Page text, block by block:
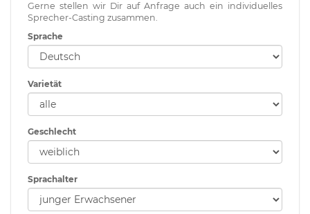
Gerne stellen wir Dir auf Anfrage auch ein individuelles
Sprecher-Casting zusammen.
Sprache
Varietät
Geschlecht
Sprachalter